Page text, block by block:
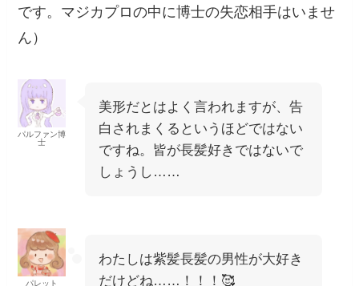
です。マジカプロの中に博士の失恋相手はいませ
ん）
パルファン博
士
美形だとはよく言われますが、告
白されまくるというほどではない
ですね。皆が長髪好きではないで
しょうし……
パレット
わたしは紫髪長髪の男性が大好き
だけどね……！！！🥰